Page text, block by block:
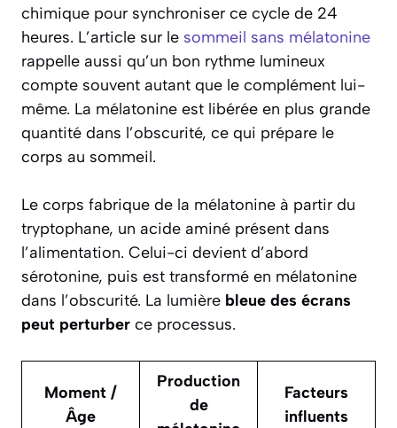
chimique pour synchroniser ce cycle de 24
heures. L’article sur le sommeil sans mélatonine
rappelle aussi qu’un bon rythme lumineux
compte souvent autant que le complément lui-
même. La mélatonine est libérée en plus grande
quantité dans l’obscurité, ce qui prépare le
corps au sommeil.
Le corps fabrique de la mélatonine à partir du
tryptophane, un acide aminé présent dans
l’alimentation. Celui-ci devient d’abord
sérotonine, puis est transformé en mélatonine
dans l’obscurité. La lumière bleue des écrans
peut perturber ce processus.
Moment /
Âge
Production
de
Facteurs
influents